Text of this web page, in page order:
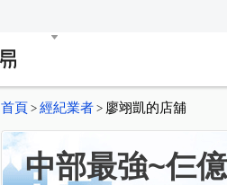
首頁 > 經紀業者 > 廖翊凱的店舖
中部最強~仨